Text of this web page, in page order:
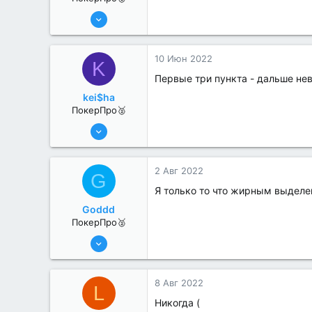
6 Июн 2022
2
K
kei$ha
ПокерПро🥈
8 Июн 2022
0
10 Июн 2022
Первые три пункта - дальше
G
Goddd
ПокерПро🥈
25 Июл 2022
0
2 Авг 2022
Я только то что жирным
L 8 Авг 2022
Никогда (